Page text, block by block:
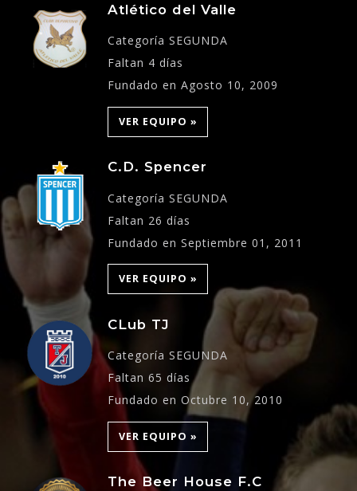
Atlético del Valle
Categoría SEGUNDA
Faltan 4 días
Fundado en Agosto 10, 2009
VER EQUIPO »
C.D. Spencer
Categoría SEGUNDA
Faltan 26 días
Fundado en Septiembre 01, 2011
VER EQUIPO »
CLub TJ
Categoría SEGUNDA
Faltan 65 días
Fundado en Octubre 10, 2010
VER EQUIPO »
The Beer House F.C